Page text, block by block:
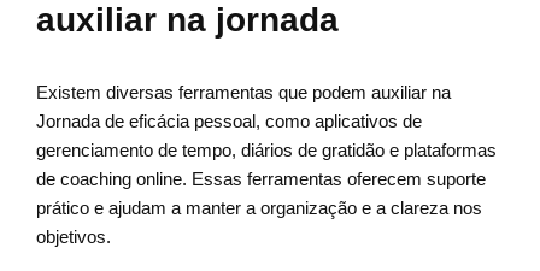
auxiliar na jornada
Existem diversas ferramentas que podem auxiliar na
Jornada de eficácia pessoal, como aplicativos de
gerenciamento de tempo, diários de gratidão e plataformas
de coaching online. Essas ferramentas oferecem suporte
prático e ajudam a manter a organização e a clareza nos
objetivos.